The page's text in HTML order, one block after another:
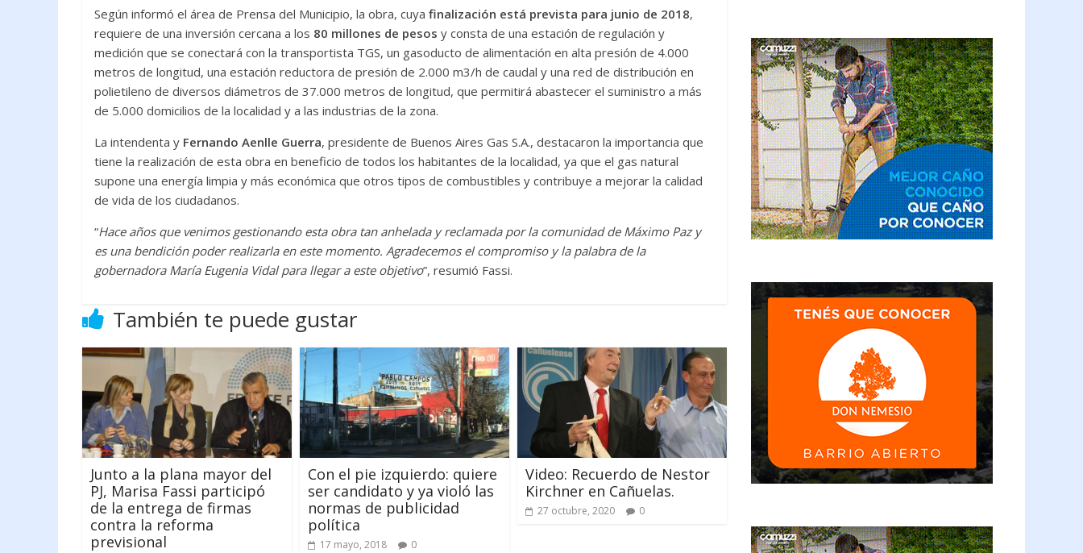
Según informó el área de Prensa del Municipio, la obra, cuya finalización está prevista para junio de 2018,
requiere de una inversión cercana a los 80 millones de pesos y consta de una estación de regulación y
medición que se conectará con la transportista TGS, un gasoducto de alimentación en alta presión de 4.000
metros de longitud, una estación reductora de presión de 2.000 m3/h de caudal y una red de distribución en
polietileno de diversos diámetros de 37.000 metros de longitud, que permitirá abastecer el suministro a más
de 5.000 domicilios de la localidad y a las industrias de la zona.
La intendenta y Fernando Aenlle Guerra, presidente de Buenos Aires Gas S.A., destacaron la importancia que
tiene la realización de esta obra en beneficio de todos los habitantes de la localidad, ya que el gas natural
supone una energía limpia y más económica que otros tipos de combustibles y contribuye a mejorar la calidad
de vida de los ciudadanos.
“Hace años que venimos gestionando esta obra tan anhelada y reclamada por la comunidad de Máximo Paz y
es una bendición poder realizarla en este momento. Agradecemos el compromiso y la palabra de la
gobernadora María Eugenia Vidal para llegar a este objetivo”, resumió Fassi.
También te puede gustar
Junto a la plana mayor del
PJ, Marisa Fassi participó
de la entrega de firmas
contra la reforma
previsional
Con el pie izquierdo: quiere
ser candidato y ya violó las
normas de publicidad
política
17 mayo, 2018 0
Video: Recuerdo de Nestor
Kirchner en Cañuelas.
27 octubre, 2020 0